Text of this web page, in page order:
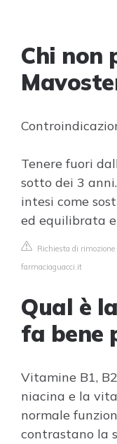
Chi non
Tenere fuori
sotto dei 3
intesi come
ed equilibrata
Richiesta di rimozione
farmaciaguacci.it
Qual è
fa bene
Vitamine B1,
niacina e la
normale
contrastano la